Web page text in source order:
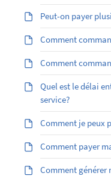
Peut-on payer
Comment
Comment
Quel est le délai
service?
Comment je peux
Comment payer
Comment générer